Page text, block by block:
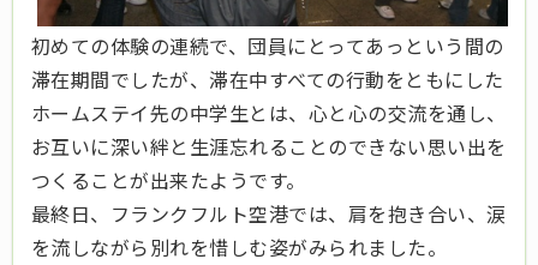
初めての体験の連続で、団員にとってあっという間の
滞在期間でしたが、滞在中すべての行動をともにした
ホームステイ先の中学生とは、心と心の交流を通し、
お互いに深い絆と生涯忘れることのできない思い出を
つくることが出来たようです。
最終日、フランクフルト空港では、肩を抱き合い、涙
を流しながら別れを惜しむ姿がみられました。